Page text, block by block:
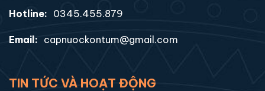
Hotline: 0345.455.879
Email: capnuockontum@gmail.com
TIN TỨC VÀ HOẠT ĐỘNG